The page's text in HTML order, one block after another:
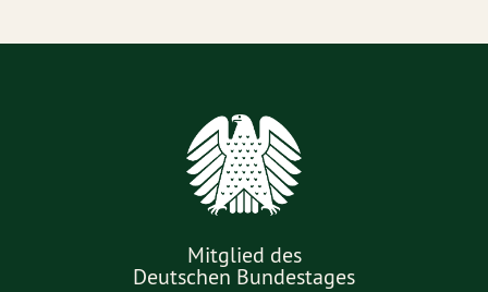
Mitglied des
Deutschen Bundestages